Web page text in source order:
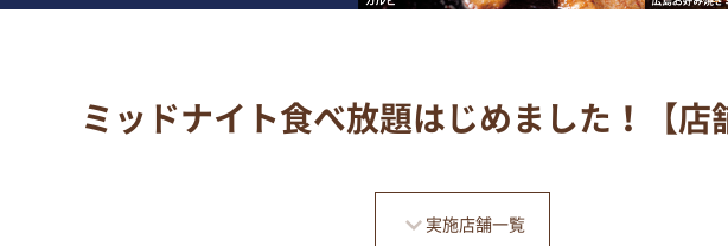
ミッドナイト食べ放題はじめました！【店
実施店舗一覧